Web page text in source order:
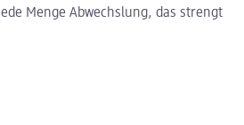
Menge Abwechslung, das strengt